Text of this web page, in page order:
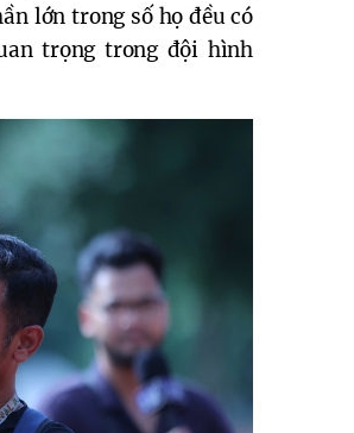
lớn trong số họ đều có
trọng trong đội hình